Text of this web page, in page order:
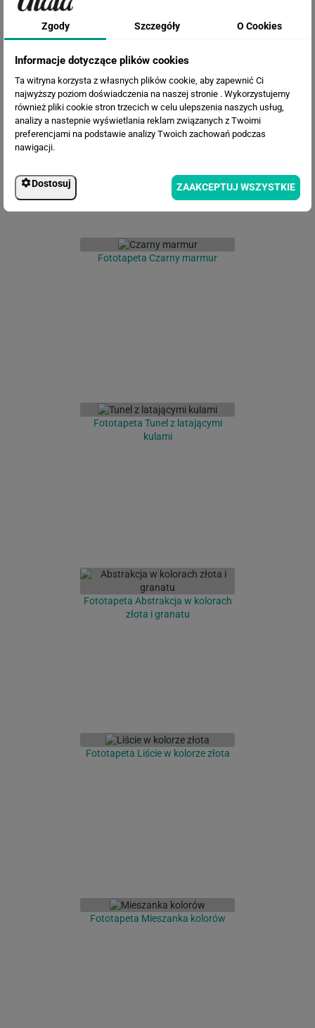
Fototapeta Abstrakcyjne fale i
zawirowanie
Fototapeta Czarny marmur
Fototapeta Tunel z latającymi
kulami
Fototapeta Abstrakcja w kolorach
złota i granatu
Fototapeta Liście w kolorze złota
Fototapeta Mieszanka kolorów
Zgody Szczegóły O Cookies
Informacje dotyczące plików cookies
Ta witryna korzysta z własnych plików cookie, aby zapewnić Ci
najwyższy poziom doświadczenia na naszej stronie . Wykorzystujemy
również pliki cookie stron trzecich w celu ulepszenia naszych usług,
analizy a nastepnie wyświetlania reklam związanych z Twoimi
preferencjami na podstawie analizy Twoich zachowań podczas
nawigacji.
Dostosuj ZAAKCEPTUJ WSZYSTKIE